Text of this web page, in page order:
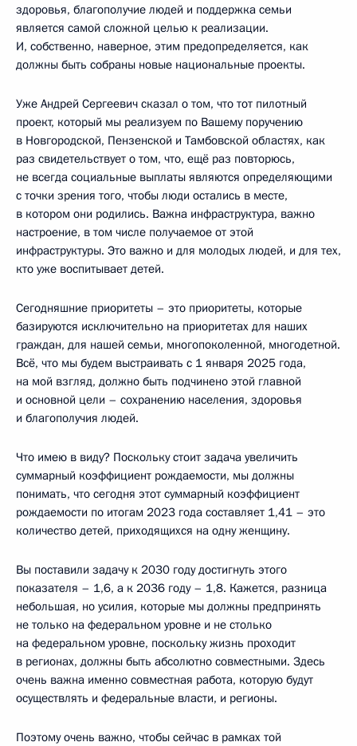
здоровья, благополучие людей и поддержка семьи
является самой сложной целью к реализации.
И, собственно, наверное, этим предопределяется, как
должны быть собраны новые национальные проекты.
Уже Андрей Сергеевич сказал о том, что тот пилотный
проект, который мы реализуем по Вашему поручению
в Новгородской, Пензенской и Тамбовской областях, как
раз свидетельствует о том, что, ещё раз повторюсь,
не всегда социальные выплаты являются определяющими
с точки зрения того, чтобы люди остались в месте,
в котором они родились. Важна инфраструктура, важно
настроение, в том числе получаемое от этой
инфраструктуры. Это важно и для молодых людей, и для тех,
кто уже воспитывает детей.
Сегодняшние приоритеты – это приоритеты, которые
базируются исключительно на приоритетах для наших
граждан, для нашей семьи, многопоколенной, многодетной.
Всё, что мы будем выстраивать с 1 января 2025 года,
на мой взгляд, должно быть подчинено этой главной
и основной цели – сохранению населения, здоровья
и благополучия людей.
Что имею в виду? Поскольку стоит задача увеличить
суммарный коэффициент рождаемости, мы должны
понимать, что сегодня этот суммарный коэффициент
рождаемости по итогам 2023 года составляет 1,41 – это
количество детей, приходящихся на одну женщину.
Вы поставили задачу к 2030 году достигнуть этого
показателя – 1,6, а к 2036 году – 1,8. Кажется, разница
небольшая, но усилия, которые мы должны предпринять
не только на федеральном уровне и не столько
на федеральном уровне, поскольку жизнь проходит
в регионах, должны быть абсолютно совместными. Здесь
очень важна именно совместная работа, которую будут
осуществлять и федеральные власти, и регионы.
Поэтому очень важно, чтобы сейчас в рамках той